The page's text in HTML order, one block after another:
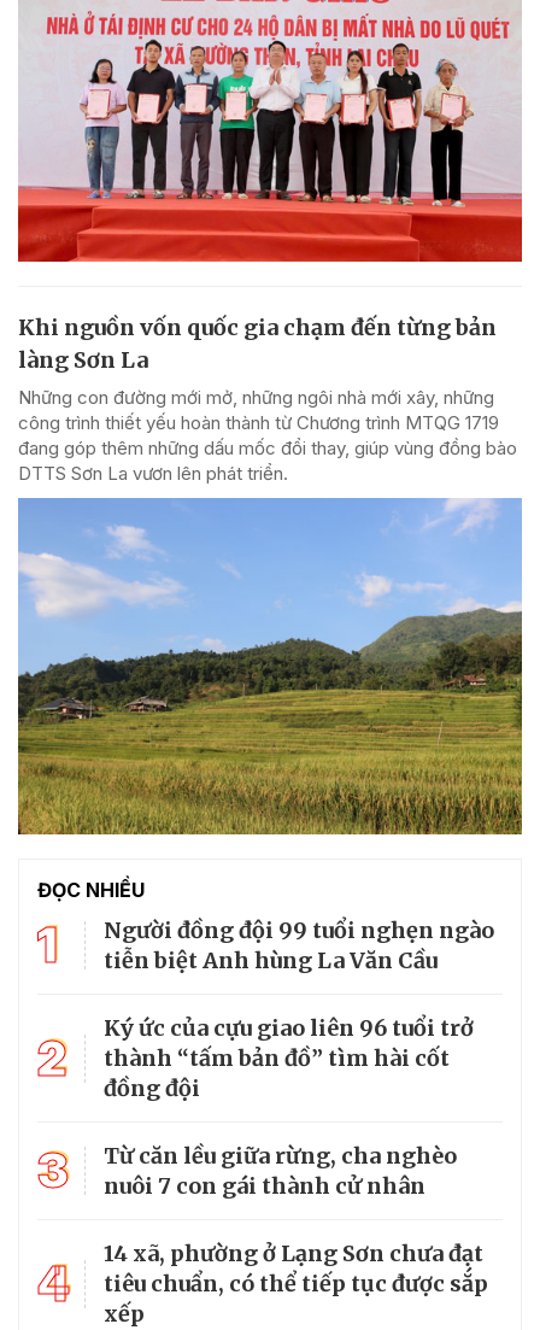
Khi nguồn vốn quốc gia chạm đến từng bản
làng Sơn La
Những con đường mới mở, những ngôi nhà mới xây, những
công trình thiết yếu hoàn thành từ Chương trình MTQG 1719
đang góp thêm những dấu mốc đổi thay, giúp vùng đồng bào
DTTS Sơn La vươn lên phát triển.
ĐỌC NHIỀU
1
Người đồng đội 99 tuổi nghẹn ngào
tiễn biệt Anh hùng La Văn Cầu
2
Ký ức của cựu giao liên 96 tuổi trở
thành “tấm bản đồ” tìm hài cốt
đồng đội
3
Từ căn lều giữa rừng, cha nghèo
nuôi 7 con gái thành cử nhân
4
14 xã, phường ở Lạng Sơn chưa đạt
tiêu chuẩn, có thể tiếp tục được sắp
xếp